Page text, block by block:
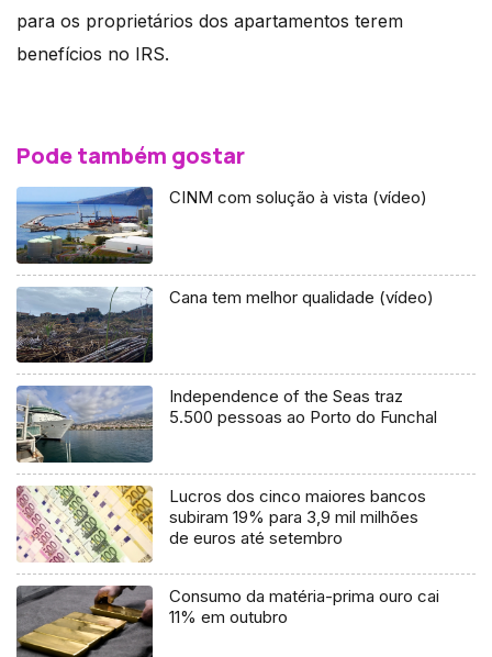
para os proprietários dos apartamentos terem
benefícios no IRS.
Pode também gostar
CINM com solução à vista (vídeo)
Cana tem melhor qualidade (vídeo)
Independence of the Seas traz
5.500 pessoas ao Porto do Funchal
Lucros dos cinco maiores bancos
subiram 19% para 3,9 mil milhões
de euros até setembro
Consumo da matéria-prima ouro cai
11% em outubro